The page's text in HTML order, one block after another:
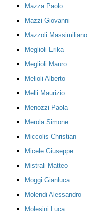
Mazza Paolo
Mazzi Giovanni
Mazzoli Massimiliano
Meglioli Erika
Meglioli Mauro
Melioli Alberto
Melli Maurizio
Menozzi Paola
Merola Simone
Miccolis Christian
Micele Giuseppe
Mistrali Matteo
Moggi Gianluca
Molendi Alessandro
Molesini Luca